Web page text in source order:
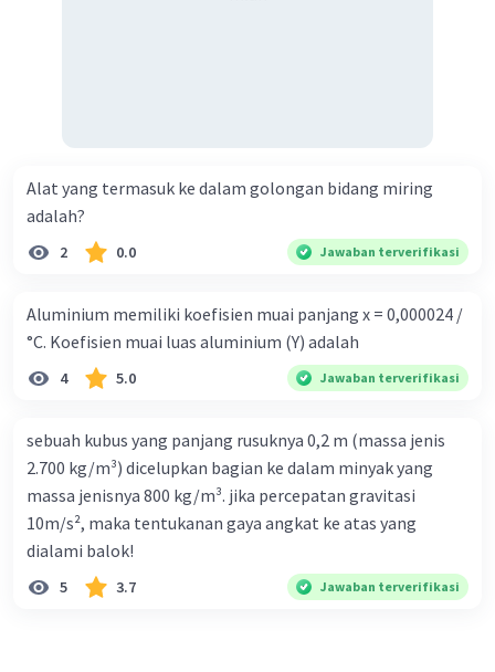
Alat yang termasuk ke dalam golongan bidang miring
adalah?
2 0.0 Jawaban terverifikasi
Aluminium memiliki koefisien muai panjang x = 0,000024 /
°C. Koefisien muai luas aluminium (Y) adalah
4 5.0 Jawaban terverifikasi
sebuah kubus yang panjang rusuknya 0,2 m (massa jenis
2.700 kg/m³) dicelupkan bagian ke dalam minyak yang
massa jenisnya 800 kg/m³. jika percepatan gravitasi
10m/s², maka tentukanan gaya angkat ke atas yang
dialami balok!
5 3.7 Jawaban terverifikasi